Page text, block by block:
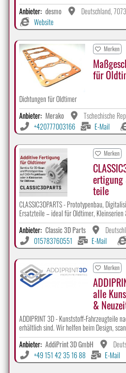
Anbieter: desmo Deutschland,
Website
Merken
für
Dichtungen für Oldtimer
Anbieter: Merako
Tschechische
+420777003166
E-Mail
Merken
ertigung
teile
CLASSIC3DPARTS - Prototypenbau,
Ersatzteile – ideal für Oldtimer,
Anbieter: Classic 3D Parts
015783760551
E-Mail
Merken
alle
&
ADDIPRINT 3D - Kunststoff-Fahrzeugteile
erhältlich sind. Wir helfen beim Design,
Anbieter: AddiPrint 3D GmbH
+49 151 42 35 16 88
E-Mail